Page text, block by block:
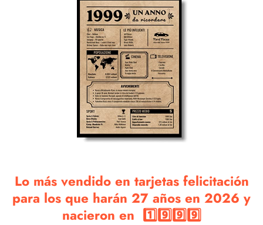
Lo más vendido en tarjetas felicitación
para los que harán 27 años en 2026 y
nacieron en 1️⃣9️⃣9️⃣9️⃣